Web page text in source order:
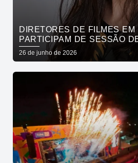
DIRETORES DE FILMES EM
PARTICIPAM DE SESSÃO
CINEMA PASSEIO
26 de junho de 2026